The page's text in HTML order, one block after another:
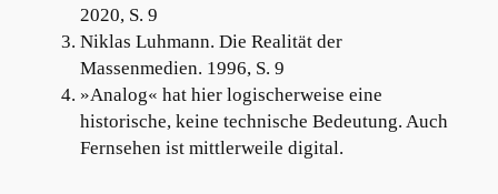
2020, S. 9
Niklas Luhmann. Die Realität der
Massenmedien. 1996, S. 9
»Analog« hat hier logischerweise eine
historische, keine technische Bedeutung. Auch
Fernsehen ist mittlerweile digital.